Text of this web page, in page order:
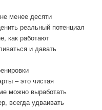
менее десяти
реальный потенциал
как работают
и давать
– это чистая
можно выработать
всегда удваивать